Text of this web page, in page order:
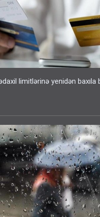
limitlərinə yenidən baxıla